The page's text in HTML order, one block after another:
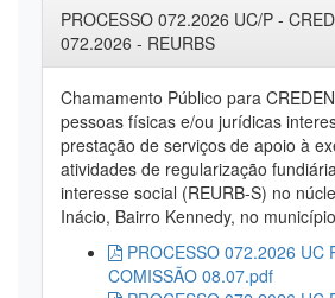
PROCESSO 072.2026 UC/P -
072.2026 - REURBS
Chamamento Público para
pessoas físicas e/ou jurídicas
prestação de serviços de apoio à
atividades de regularização
interesse social (REURB-S) no
Inácio, Bairro Kennedy, no
PROCESSO 072.2026 UC
COMISSÃO 08.07.pdf